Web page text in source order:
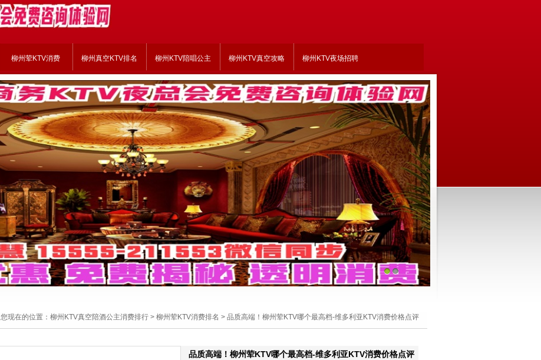
柳州荤KTV消费 柳州真空KTV排名 柳州KTV陪唱公主 柳州KTV真空攻略 柳州KTV夜场招聘
1 2
您现在的位置： 柳州KTV真空陪酒公主消费排行 > 柳州荤KTV消费排名 > 品质高端！柳州荤KTV哪个最高档-维多利亚KTV消费价格点评
品质高端！柳州荤KTV哪个最高档-维多利亚KTV消费价格点评